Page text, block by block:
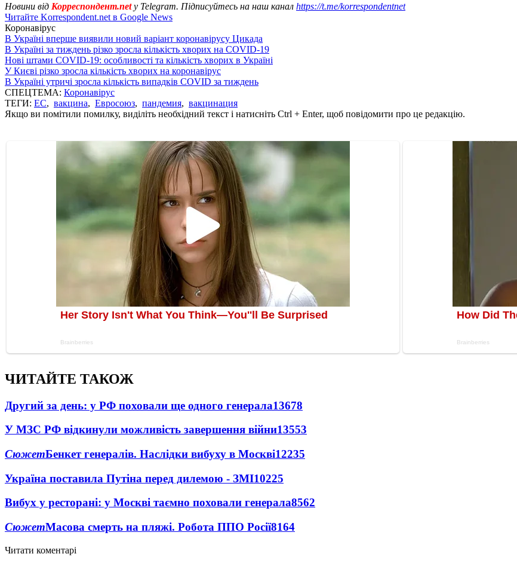
Новини від Корреспондент.netу Telegram. Підписуйтесь на наш канал https://t.me/korrespondentnet
Читайте Korrespondent.net в Google News
Коронавірус
В Україні вперше виявили новий варіант коронавірусу Цикада
В Україні за тиждень різко зросла кількість хворих на COVID-19
Нові штами COVID-19: особливості та кількість хворих в Україні
У Києві різко зросла кількість хворих на коронавірус
В Україні утричі зросла кількість випадків COVID за тиждень
СПЕЦТЕМА: Коронавірус
ТЕГИ: ЕС, вакцина, Евросоюз, пандемия, вакцинация
Якщо ви помітили помилку, виділіть необхідний текст і натисніть Ctrl + Enter, щоб повідомити про це редакцію.
ЧИТАЙТЕ ТАКОЖ
Другий за день: у РФ поховали ще одного генерала13678
У МЗС РФ відкинули можливість завершення війни13553
СюжетБенкет генералів. Наслідки вибуху в Москві12235
Україна поставила Путіна перед дилемою - ЗМІ10225
Вибух у ресторані: у Москві таємно поховали генерала8562
СюжетМасова смерть на пляжі. Робота ППО Росії8164
Читати коментарі